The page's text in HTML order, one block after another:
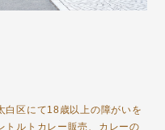
白区にて18歳以上の障がいを
トルトカレー販売、カレーの